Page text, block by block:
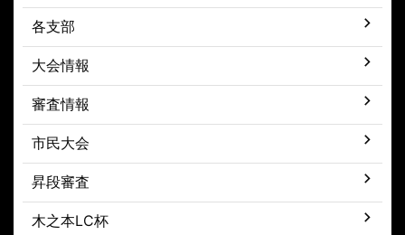
各支部
大会情報
審査情報
市民大会
昇段審査
木之本LC杯